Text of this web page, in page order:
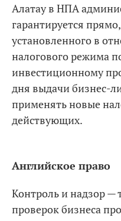
Алатау в НПА
гарантируется
установленного в
налогового режима
инвестиционному
дня выдачи бизнес-
применять новые
действующих.
Английское право
Контроль и надзор —
проверок бизнеса